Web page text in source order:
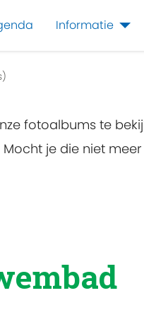
Informatie
fotoalbums te
je die niet